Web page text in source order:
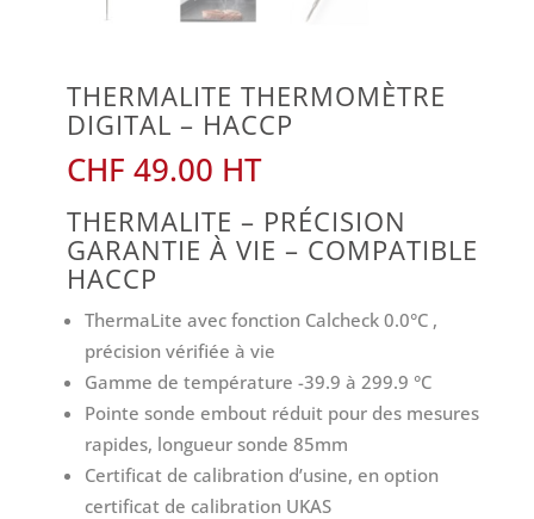
THERMALITE THERMOMÈTRE
DIGITAL – HACCP
CHF 49.00
THERMALITE – PRÉCISION
GARANTIE À VIE – COMPATIBLE
HACCP
ThermaLite avec fonction Calcheck 0.0°C ,
précision vérifiée à vie
Gamme de température -39.9 à 299.9 °C
Pointe sonde embout réduit pour des mesures
rapides, longueur sonde 85mm
Certificat de calibration d’usine, en option
certificat de calibration UKAS